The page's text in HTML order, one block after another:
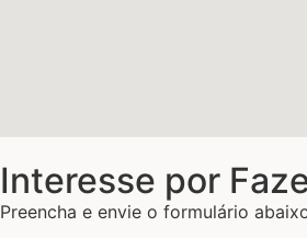
Interesse por
Preencha e envie o formulário